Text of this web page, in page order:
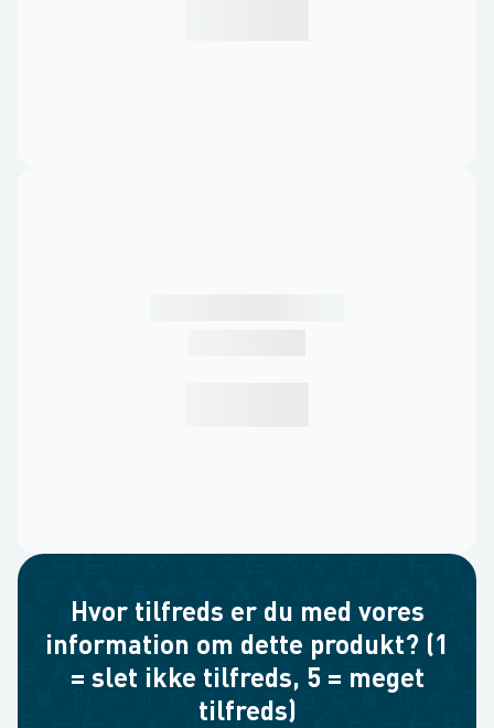
Hvor tilfreds er du med vores
information om dette produkt? (1
= slet ikke tilfreds, 5 = meget
tilfreds)